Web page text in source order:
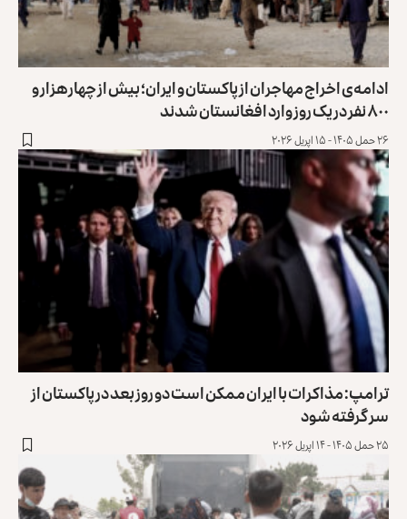
ادامه‌ی اخراج مهاجران از پاکستان و ایران؛ بیش از چهار هزار و
۸۰۰ نفر در یک روز وارد افغانستان شدند
ترامپ: مذاکرات با ایران ممکن است دو روز بعد در پاکستان از
سر گرفته شود